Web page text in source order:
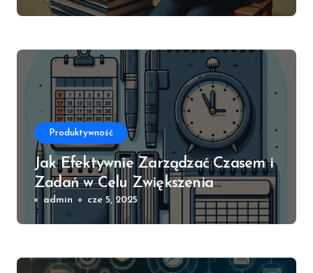
Produktywność
Jak Efektywnie Zarządzać Czasem i
Zadań w Celu Zwiększenia
Produktywności
admin cze 5, 2025